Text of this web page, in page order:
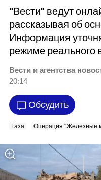
"Вести" ведут
рассказывая об
Информация
режиме реального
Вести и агентства
20:14
Обсудить
Газа Операция "Железные